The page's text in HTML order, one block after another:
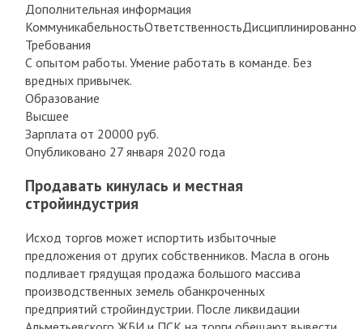
Дополнительная информация
Требования
С опытом работы. Умение работать в команде. Без
вредных привычек.
Образование
Высшее
Зарплата от 20000 руб.
Опубликовано 27 января 2020 года
Продавать кинулась и местная
стройиндустрия
Исход торгов может испортить избыточные
предложения от других собственников. Масла в огонь
подливает грядущая продажа большого массива
производственных земель обанкроченных
предприятий стройиндустрии. После ликвидации